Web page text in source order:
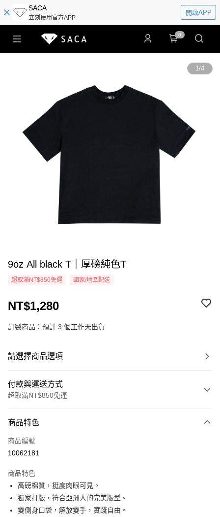
SACA
立刻使用官方APP
開啟APP
0
1/4
9oz All black T｜厚磅純色T
超取滿NT$850免運 國家/地區配送
NT$1,280
訂製商品：預計 3 個工作天出貨
請選擇商品選項
付款與運送方式
超取滿NT$850免運
信用卡一次付款
超商取貨付款
運送方式
全家取貨付款
商品特色
商品編號
10062181
商品特色
高磅棉質，挺度肉眼可見。
獨家打版，符合亞洲人的完美版型。
雙側身口袋，解放雙手，實踐自由。